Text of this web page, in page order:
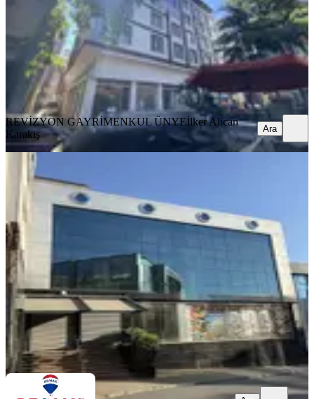
1 Oda 31 m²·4. Kat·06.08.2026
14.000 ₺
REVİZYON GAYRİMENKUL ÜNYEİlker Alican Karakış
REVİZYON GAYRİMENKUL ÜNYEİlker Alican
Karakış
Ara
Hazır Mobilyalı Ofis Katı
İstanbul, Güngören
REMAX SELECT Cihan Koca
Ara